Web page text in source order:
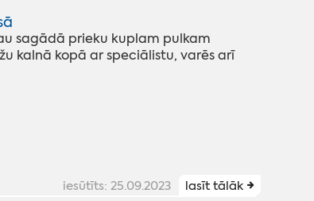
sagādā prieku kuplam pulkam
kalnā kopā ar speciālistu, varēs arī
iesūtīts: 25.09.2023 lasīt tālāk